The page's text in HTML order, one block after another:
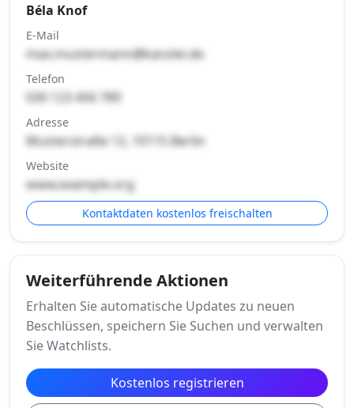
Béla Knof
E-Mail
max.mustermann@kanzlei.de
Telefon
030 123 456 789
Adresse
Musterstraße 12, 10115 Berlin
Website
www.example.org
Kontaktdaten kostenlos freischalten
Weiterführende Aktionen
Erhalten Sie automatische Updates zu neuen
Beschlüssen, speichern Sie Suchen und verwalten
Sie Watchlists.
Kostenlos registrieren